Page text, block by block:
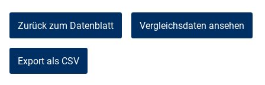
Zurück zum Datenblatt Vergleichsdaten ansehen
Export als CSV